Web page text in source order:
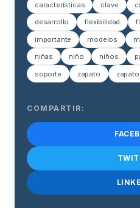
características clave
desarrollo flexibilidad
importante modelos
niñas niño niños
soporte zapato
COMPARTIR: